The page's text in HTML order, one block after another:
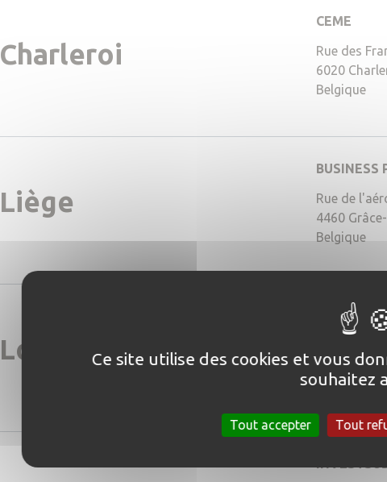
Charleroi
CEME
Rue des
6020
Belgique
Liège
Rue de
4460
Belgique
Louvain-La-Neuve
ICE
1348
Belgique
Ce site utilise des cookies et vous
souhaitez
Tout accepter Tout